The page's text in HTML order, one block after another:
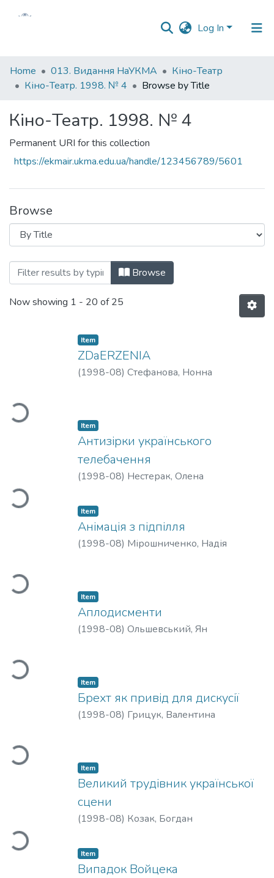
Log In
Communities
&
All of DSpace
Home 013. Видання НаУКМА
Кіно-Театр
Кіно-Театр. 1998. № 4
Browse by Title
Кіно-Театр. 1998. № 4
Permanent URI for this collection
https://ekmair.ukma.edu.ua/handle/123456789/5601
Browse
Browsing Кіно-Театр. 1998. № 4 by
Browse
Now showing 1 - 20 of 25
Loading...
Item
ZDaERZENIA
(1998-08) Стефанова, Нонна
Loading...
Item
Антизірки українського
телебачення
(1998-08) Нестерак, Олена
Loading...
Item
Анімація з підпілля
(1998-08) Мірошниченко, Надія
Loading...
Item
Аплодисменти
(1998-08) Ольшевський, Ян
Loading...
Item
Брехт як привід для дискусії
(1998-08) Грицук, Валентина
Loading...
Item
Великий трудівник української
сцени
(1998-08) Козак, Богдан
Item
Випадок Войцека